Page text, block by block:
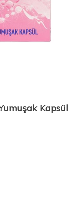
Kapsül